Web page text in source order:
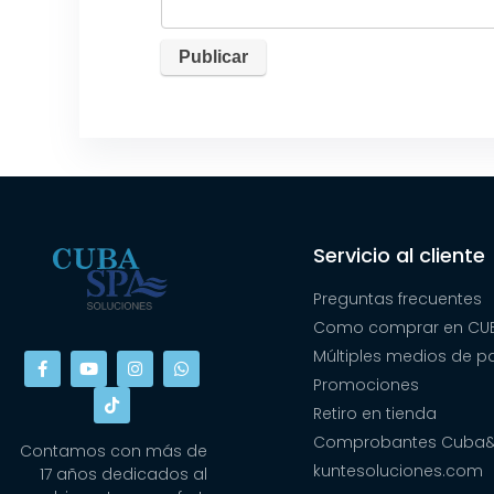
Contamos con más de
17 años dedicados al
Servicio al cliente
Preguntas frecuentes
Como comprar en
Múltiples medios de
Promociones
Retiro en tienda
Comprobantes
kuntesoluciones.com